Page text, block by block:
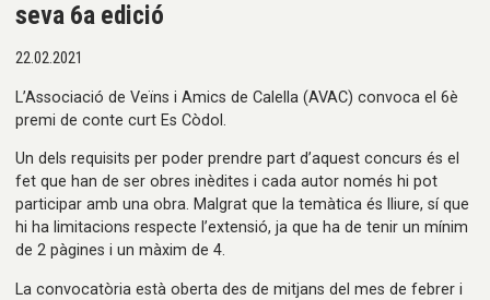
seva 6a edició
22.02.2021
L’Associació de Veïns i Amics de Calella (AVAC) convoca el 6è
premi de conte curt Es Còdol.
Un dels requisits per poder prendre part d’aquest concurs és el
fet que han de ser obres inèdites i cada autor només hi pot
participar amb una obra. Malgrat que la temàtica és lliure, sí que
hi ha limitacions respecte l’extensió, ja que ha de tenir un mínim
de 2 pàgines i un màxim de 4.
La convocatòria està oberta des de mitjans del mes de febrer i